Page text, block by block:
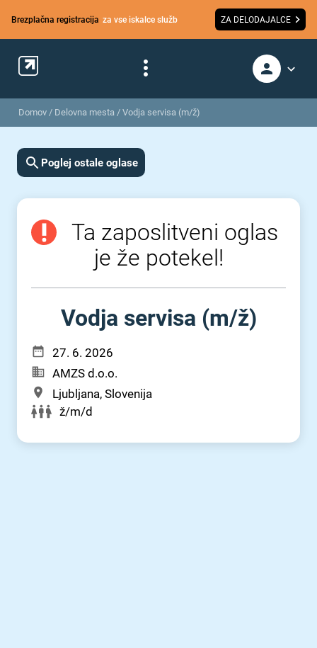
Brezplačna registracija za vse iskalce služb ZA DELODAJALCE
Domov / Delovna mesta / Vodja servisa (m/ž)
Poglej ostale oglase
Ta zaposlitveni oglas
je že potekel!
Vodja servisa (m⁠/⁠ž)
27. 6. 2026
AMZS d.o.o.
Ljubljana, Slovenija
ž/m/d